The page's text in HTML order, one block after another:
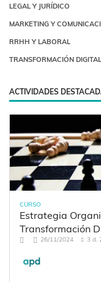
LEGAL Y JURÍDICO
MARKETING Y
RRHH Y LABORAL
TRANSFORMACIÓN DIGITAL
ACTIVIDADES
CURSO
Estrategia
Transformación
26/11/2024 3 d.